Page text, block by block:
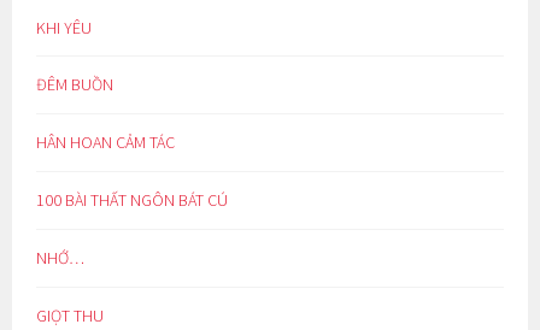
KHI YÊU
ĐÊM BUỒN
HÂN HOAN CẢM TÁC
100 BÀI THẤT NGÔN BÁT CÚ
NHỚ…
GIỌT THU